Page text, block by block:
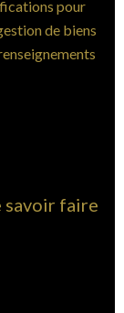
pour
de biens
savoir faire